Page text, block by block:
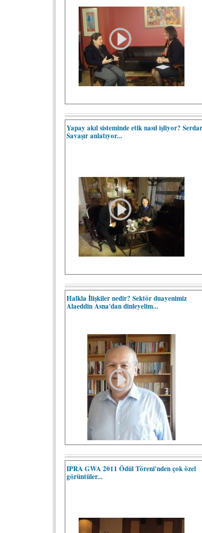
Yapay akıl sisteminde etik nasıl işliyor? Serdar
Savaşır anlatıyor...
Halkla İlişkiler nedir? Sektör duayenimiz
Alaeddin Asna'dan dinleyelim...
IPRA GWA 2011 Ödül Töreni'nden çok özel
görüntüler...